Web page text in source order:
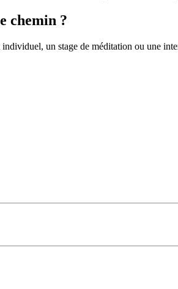
chemin ?
un stage de méditation ou une